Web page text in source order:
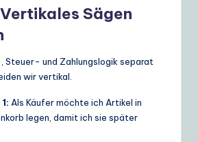
Sägen
Steuer- und Zahlungslogik separat
wir vertikal.
Als Käufer möchte ich Artikel in
legen, damit ich sie später